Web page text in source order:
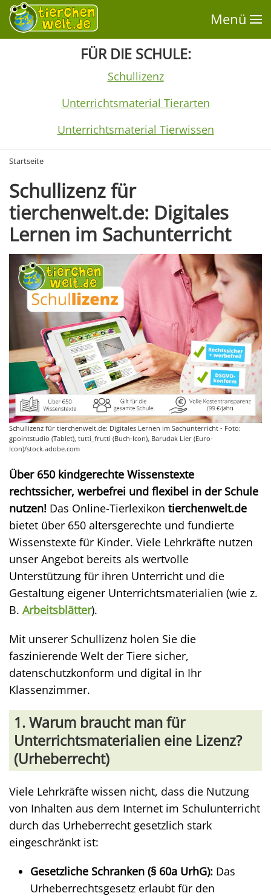
Menü
FÜR DIE SCHULE:
Schullizenz
Unterrichtsmaterial Tierarten
Unterrichtsmaterial Tierwissen
Startseite
Schullizenz für
tierchenwelt.de: Digitales
Lernen im Sachunterricht
Schullizenz für tierchenwelt.de: Digitales Lernen im Sachunterricht - Foto:
gpointstudio (Tablet), tutti_frutti (Buch-Icon), Barudak Lier (Euro-
Icon)/stock.adobe.com
Über 650 kindgerechte Wissenstexte
rechtssicher, werbefrei und flexibel in der Schule
nutzen! Das Online-Tierlexikon tierchenwelt.de
bietet über 650 altersgerechte und fundierte
Wissenstexte für Kinder. Viele Lehrkräfte nutzen
unser Angebot bereits als wertvolle
Unterstützung für ihren Unterricht und die
Gestaltung eigener Unterrichtsmaterialien (wie z.
B. Arbeitsblätter).
Mit unserer Schullizenz holen Sie die
faszinierende Welt der Tiere sicher,
datenschutzkonform und digital in Ihr
Klassenzimmer.
1. Warum braucht man für
Unterrichtsmaterialien eine Lizenz?
(Urheberrecht)
Viele Lehrkräfte wissen nicht, dass die Nutzung
von Inhalten aus dem Internet im Schulunterricht
durch das Urheberrecht gesetzlich stark
eingeschränkt ist:
Gesetzliche Schranken (§ 60a UrhG): Das
Urheberrechtsgesetz erlaubt für den